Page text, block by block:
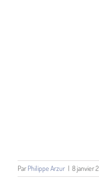
Par Philippe Arzur | 8 janvier